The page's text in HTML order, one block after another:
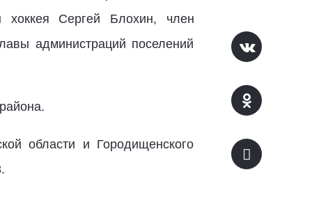
хоккея Сергей Блохин, член
администраций поселений
области и Городищенского